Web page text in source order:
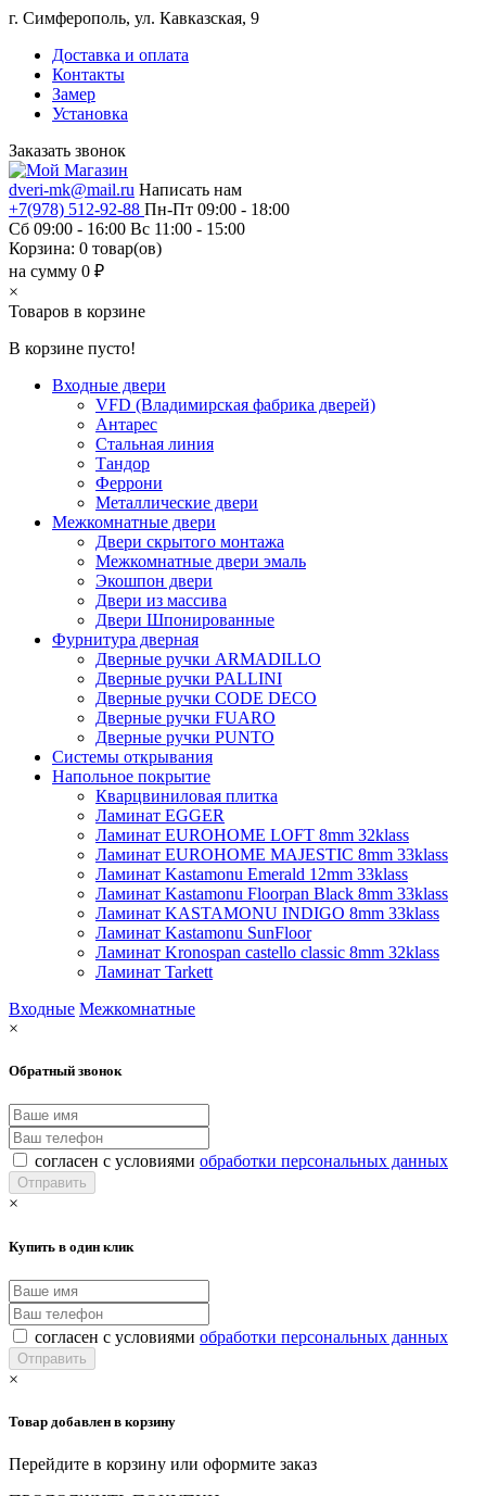
г. Симферополь, ул. Кавказская, 9
Доставка и оплата
Контакты
Замер
Установка
Заказать звонок
dveri-mk@mail.ru Написать нам
+7(978) 512-92-88 Пн-Пт 09:00 - 18:00
Сб 09:00 - 16:00 Вс 11:00 - 15:00
Корзина: 0 товар(ов)
на сумму 0 ₽
×
Товаров в корзине
В корзине пусто!
Входные двери
VFD (Владимирская фабрика дверей)
Антарес
Стальная линия
Тандор
Феррони
Металлические двери
Межкомнатные двери
Двери скрытого монтажа
Межкомнатные двери эмаль
Экошпон двери
Двери из массива
Двери Шпонированные
Фурнитура дверная
Дверные ручки ARMADILLO
Дверные ручки PALLINI
Дверные ручки CODE DECO
Дверные ручки FUARO
Дверные ручки PUNTO
Системы открывания
Напольное покрытие
Кварцвиниловая плитка
Ламинат EGGER
Ламинат EUROHOME LOFT 8mm 32klass
Ламинат EUROHOME MAJESTIC 8mm 33klass
Ламинат Kastamonu Emerald 12mm 33klass
Ламинат Kastamonu Floorpan Black 8mm 33klass
Ламинат KASTAMONU INDIGO 8mm 33klass
Ламинат Kastamonu SunFloor
Ламинат Kronospan castello classic 8mm 32klass
Ламинат Tarkett
Входные Межкомнатные
×
Обратный звонок
согласен с условиями обработки персональных данных
×
Купить в один клик
согласен с условиями обработки персональных данных
×
Товар добавлен в корзину
Перейдите в корзину или оформите заказ